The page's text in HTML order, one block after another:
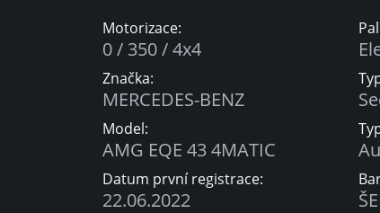
Motorizace:
0 / 350 / 4x4
Značka:
MERCEDES-BENZ
Model:
AMG EQE 43 4MATIC
Datum první registrace:
22.06.2022